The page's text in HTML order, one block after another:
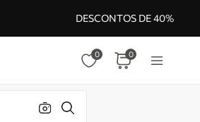
DESCONTOS DE 40%
0 0